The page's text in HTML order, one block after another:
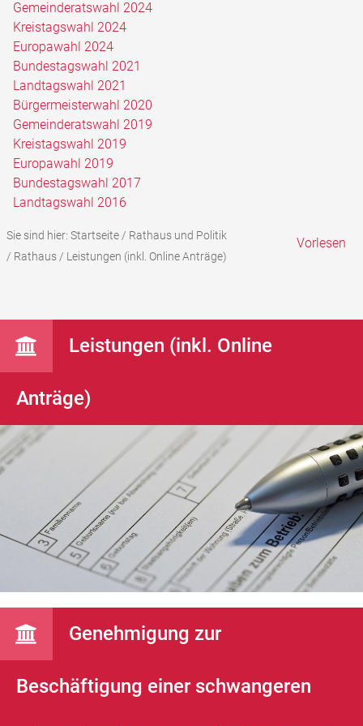
Gemeinderatswahl 2024
Kreistagswahl 2024
Europawahl 2024
Bundestagswahl 2021
Landtagswahl 2021
Bürgermeisterwahl 2020
Gemeinderatswahl 2019
Kreistagswahl 2019
Europawahl 2019
Bundestagswahl 2017
Landtagswahl 2016
Sie sind hier: Startseite/ Rathaus und Politik
/ Rathaus/ Leistungen (inkl. Online Anträge)
Vorlesen
Leistungen (inkl. Online
Anträge)
Genehmigung zur
Beschäftigung einer schwangeren